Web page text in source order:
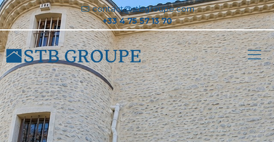
contact@stbgroupe.com